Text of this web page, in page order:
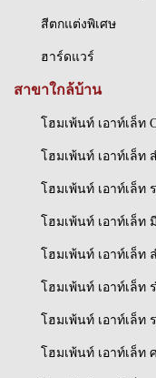
สีตกแต่งพิเศษ
ฮาร์ดแวร์
สาขาใกล้บ้าน
โฮมเพ้นท์ เอาท์เล็ท
โฮมเพ้นท์ เอาท์เล็ท
โฮมเพ้นท์ เอาท์เล็ท
โฮมเพ้นท์ เอาท์เล็
โฮมเพ้นท์ เอาท์เล็ท
โฮมเพ้นท์ เอาท์เล็ท
โฮมเพ้นท์ เอาท์เล็ท
โฮมเพ้นท์ เอาท์เล็ท